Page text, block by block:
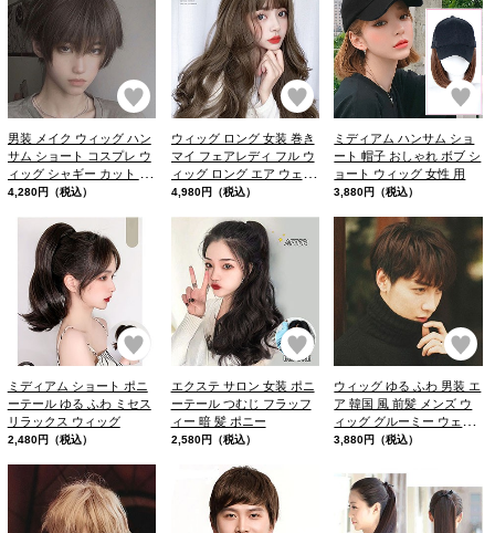
お気に入り
男装 メイク ウィッグ ハン
サム ショート コスプレ ウ
ィッグ シャギー カット 男
装 ウィッグ メイク コスプ
4,280円（税込）
お気に入り
ウィッグ ロング 女装 巻き
マイ フェアレディ フル ウ
ィッグ ロング エア ウェー
ブ
4,980円（税込）
ミディアム ハンサム ショ
ート 帽子 おしゃれ ボブ シ
ョート ウィッグ 女性 用
3,880円（税込）
お気に入り
ミディアム ショート ポニ
ーテール ゆる ふわ ミセス
リラックス ウィッグ
2,480円（税込）
お気に入り
エクステ サロン 女装 ポニ
ーテール つむじ フラッフ
ィー 暗 髪 ポニー
2,580円（税込）
お
ウィッグ ゆる ふわ 男装 エ
ア 韓国 風 前髪 メンズ ウ
ィッグ グルーミー ウェー
ブ 巻き
3,880円（税込）